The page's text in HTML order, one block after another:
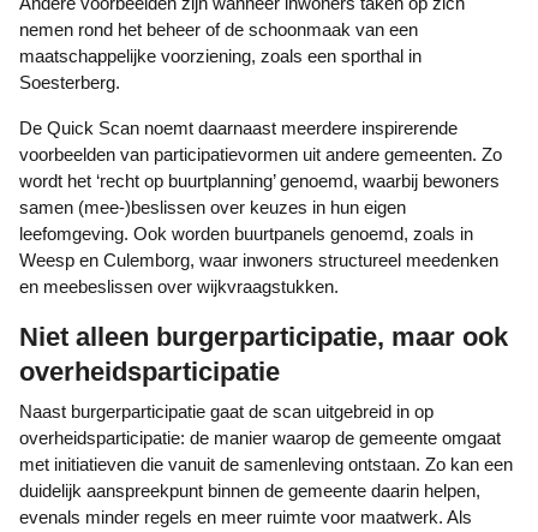
nemen rond het beheer of de schoonmaak van een
maatschappelijke voorziening, zoals een sporthal in
Soesterberg.
De Quick Scan noemt daarnaast meerdere inspirerende
voorbeelden van participatievormen uit andere gemeenten. Zo
wordt het ‘recht op buurtplanning’ genoemd, waarbij bewoners
samen (mee-)beslissen over keuzes in hun eigen
leefomgeving. Ook worden buurtpanels genoemd, zoals in
Weesp en Culemborg, waar inwoners structureel meedenken
en meebeslissen over wijkvraagstukken.
Niet alleen burgerparticipatie, maar ook
overheidsparticipatie
Naast burgerparticipatie gaat de scan uitgebreid in op
overheidsparticipatie: de manier waarop de gemeente omgaat
met initiatieven die vanuit de samenleving ontstaan. Zo kan een
duidelijk aanspreekpunt binnen de gemeente daarin helpen,
evenals minder regels en meer ruimte voor maatwerk. Als